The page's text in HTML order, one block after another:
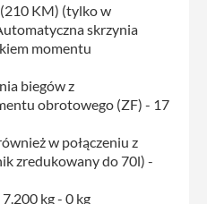
KM) (tylko w
skrzynia
momentu
biegów z
obrotowego (ZF) - 17
w połączeniu z
zredukowany do 70l) -
kg - 0 kg